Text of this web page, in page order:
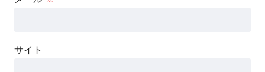
サイト